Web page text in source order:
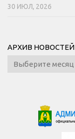
30 ИЮЛ, 2026
АРХИВ НОВОСТЕЙ
Архив
новостей